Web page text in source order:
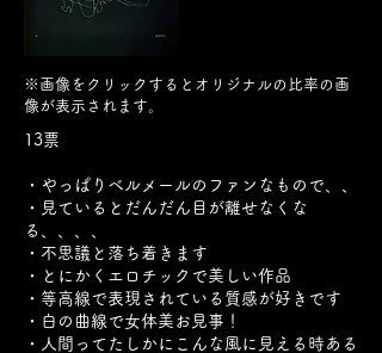
※画像をクリックするとオリジナルの比率の画
像が表示されます。
13票
・やっぱりベルメールのファンなもので、、
・見ているとだんだん目が離せなくな
る、、、、
・不思議と落ち着きます
・とにかくエロチックで美しい作品
・等高線で表現されている質感が好きです
・白の曲線で女体美お見事！
・人間ってたしかにこんな風に見える時ある